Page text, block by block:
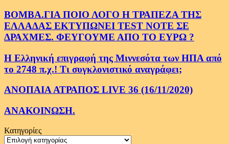
ΒΟΜΒΑ.ΓΙΑ ΠΟΙΟ ΛΟΓΟ Η ΤΡΑΠΕΖΑ ΤΗΣ
ΕΛΛΑΔΑΣ ΕΚΤΥΠΩΝΕΙ TEST NOTE ΣΕ
ΔΡΑΧΜΕΣ. ΦΕΥΓΟΥΜΕ ΑΠΟ ΤΟ ΕΥΡΩ ?
Η Ελληνική επιγραφή της Μιννεσότα των ΗΠΑ από
το 2748 π.χ.! Τι συγκλονιστικό αναγράφει;
ΑΝΟΠΑΙΑ ΑΤΡΑΠΟΣ LIVE 36 (16/11/2020)
ΑΝΑΚΟΙΝΩΣΗ.
Κατηγορίες
Κατηγορίες